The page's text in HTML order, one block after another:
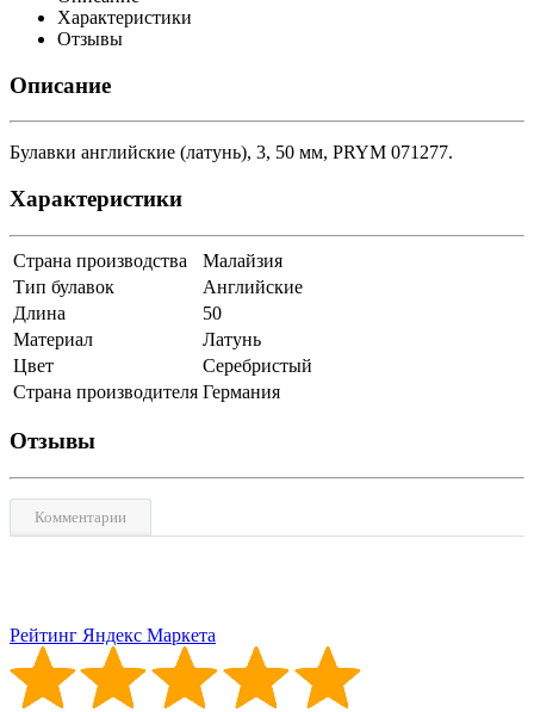
Характеристики
Отзывы
Описание
Булавки английские (латунь), 3, 50 мм, PRYM 071277.
Характеристики
Страна производства
Малайзия
Тип булавок
Английские
Длина
50
Материал
Латунь
Цвет
Серебристый
Страна производителя Германия
Отзывы
Комментарии
Рейтинг Яндекс Маркета